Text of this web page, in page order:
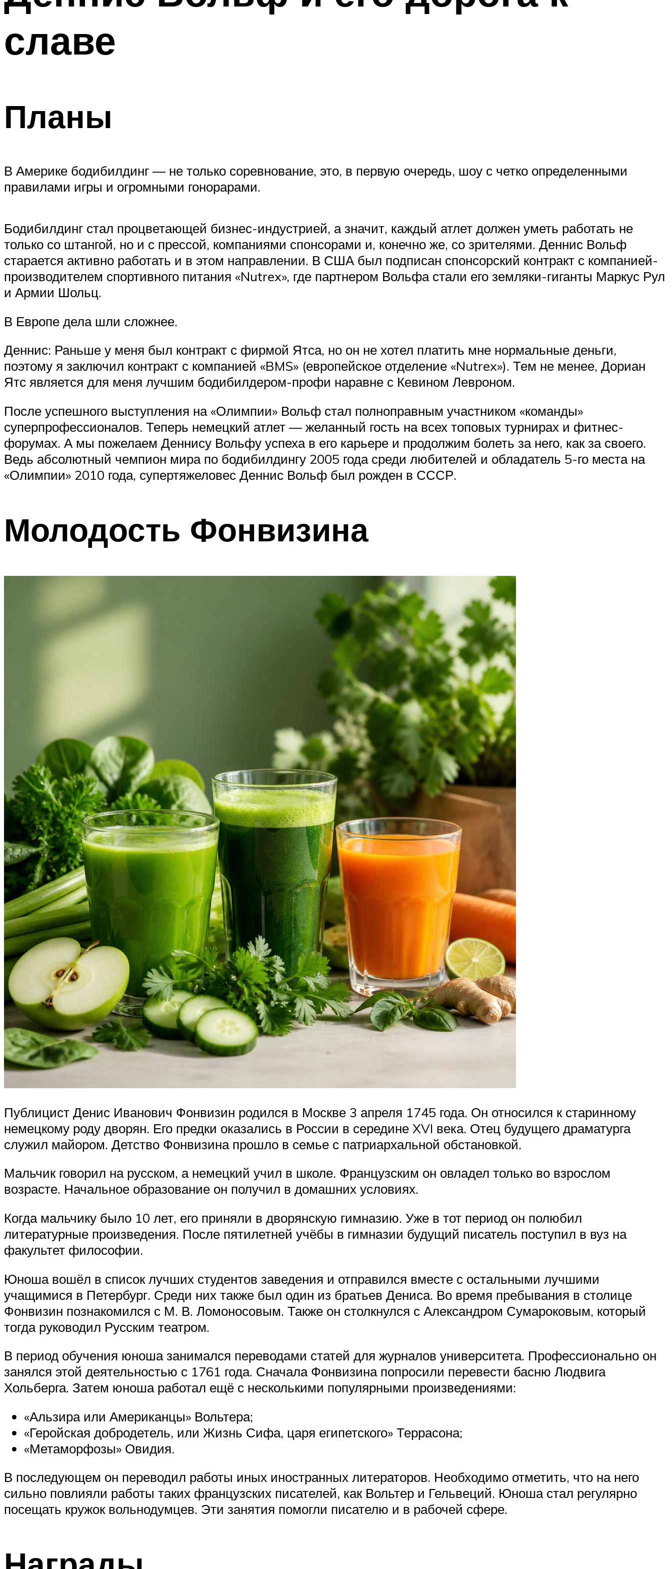
ПОХУДЕНИЕ
МЕНЮ
славе
Планы
В Америке бодибилдинг — не только соревнование, это, в первую очередь, шоу с четко определенными
правилами игры и огромными гонорарами.
Бодибилдинг стал процветающей бизнес-индустрией, а значит, каждый атлет должен уметь работать не
только со штангой, но и с прессой, компаниями спонсорами и, конечно же, со зрителями. Деннис Вольф
старается активно работать и в этом направлении. В США был подписан спонсорский контракт с компанией-
производителем спортивного питания «Nutrex», где партнером Вольфа стали его земляки-гиганты Маркус Рул
и Армии Шольц.
В Европе дела шли сложнее.
Деннис: Раньше у меня был контракт с фирмой Ятса, но он не хотел платить мне нормальные деньги,
поэтому я заключил контракт с компанией «BMS» (европейское отделение «Nutrex»). Тем не менее, Дориан
Ятс является для меня лучшим бодибилдером-профи наравне с Кевином Левроном.
После успешного выступления на «Олимпии» Вольф стал полноправным участником «команды»
суперпрофессионалов. Теперь немецкий атлет — желанный гость на всех топовых турнирах и фитнес-
форумах. А мы пожелаем Деннису Вольфу успеха в его карьере и продолжим болеть за него, как за своего.
Ведь абсолютный чемпион мира по бодибилдингу 2005 года среди любителей и обладатель 5-го места на
«Олимпии» 2010 года, супертяжеловес Деннис Вольф был рожден в СССР.
Молодость Фонвизина
Публицист Денис Иванович Фонвизин родился в Москве 3 апреля 1745 года. Он относился к старинному
немецкому роду дворян. Его предки оказались в России в середине XVI века. Отец будущего драматурга
служил майором. Детство Фонвизина прошло в семье с патриархальной обстановкой.
Мальчик говорил на русском, а немецкий учил в школе. Французским он овладел только во взрослом
возрасте. Начальное образование он получил в домашних условиях.
Когда мальчику было 10 лет, его приняли в дворянскую гимназию. Уже в тот период он полюбил
литературные произведения. После пятилетней учёбы в гимназии будущий писатель поступил в вуз на
факультет философии.
Юноша вошёл в список лучших студентов заведения и отправился вместе с остальными лучшими
учащимися в Петербург. Среди них также был один из братьев Дениса. Во время пребывания в столице
Фонвизин познакомился с М. В. Ломоносовым. Также он столкнулся с Александром Сумароковым, который
тогда руководил Русским театром.
В период обучения юноша занимался переводами статей для журналов университета. Профессионально он
занялся этой деятельностью с 1761 года. Сначала Фонвизина попросили перевести басню Людвига
Хольберга. Затем юноша работал ещё с несколькими популярными произведениями:
«Альзира или Американцы» Вольтера;
«Геройская добродетель, или Жизнь Сифа, царя египетского» Террасона;
«Метаморфозы» Овидия.
В последующем он переводил работы иных иностранных литераторов. Необходимо отметить, что на него
сильно повлияли работы таких французских писателей, как Вольтер и Гельвеций. Юноша стал регулярно
посещать кружок вольнодумцев. Эти занятия помогли писателю и в рабочей сфере.